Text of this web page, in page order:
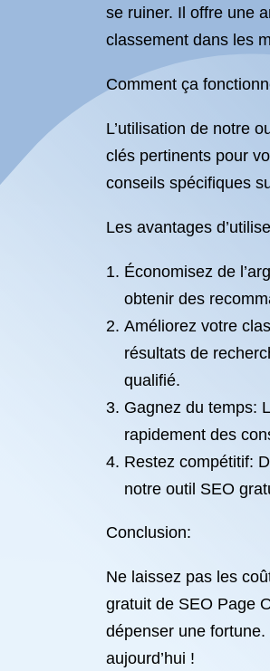
se ruiner. Il offre une
classement dans les
Comment ça
L’utilisation de notre
clés pertinents pour
conseils spécifiques
Les avantages
Économisez de
obtenir des
Améliorez votre
résultats de
qualifié.
Gagnez du temps:
rapidement des
Restez compétitif:
notre outil SEO
Conclusion:
Ne laissez pas les
gratuit de SEO Page
dépenser une
aujourd’hui !